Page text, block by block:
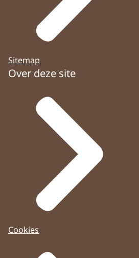
Sitemap
Over deze site
Cookies